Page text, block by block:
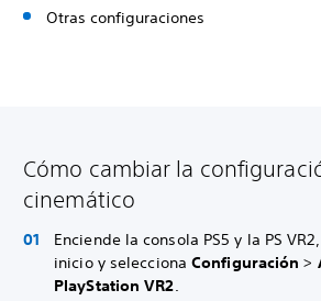
Otras configuraciones
Cómo cambiar la
cinemático
Enciende la consola PS5 y la PS
inicio y selecciona Configuración >
PlayStation VR2.